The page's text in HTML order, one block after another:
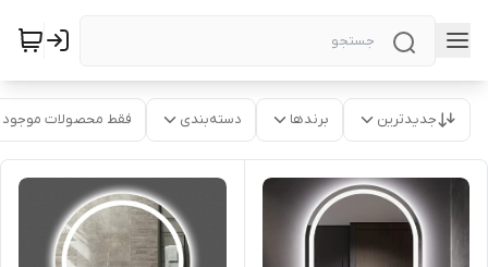
جدیدترین برندها دسته‌بندی فقط محصولات موجود